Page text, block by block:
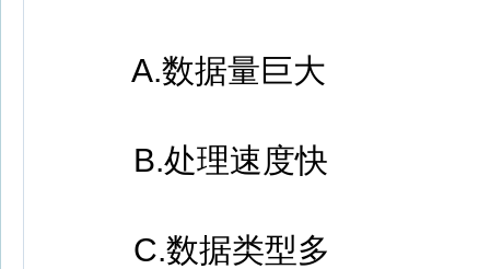
A.数据量巨大
B.处理速度快
C.数据类型多